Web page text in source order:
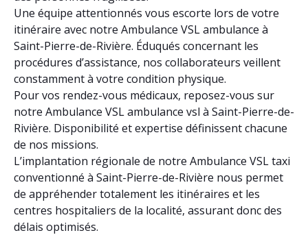
Une équipe attentionnés vous escorte lors de votre
itinéraire avec notre Ambulance VSL ambulance à
Saint-Pierre-de-Rivière. Éduqués concernant les
procédures d’assistance, nos collaborateurs veillent
constamment à votre condition physique.
Pour vos rendez-vous médicaux, reposez-vous sur
notre Ambulance VSL ambulance vsl à Saint-Pierre-de-
Rivière. Disponibilité et expertise définissent chacune
de nos missions.
L’implantation régionale de notre Ambulance VSL taxi
conventionné à Saint-Pierre-de-Rivière nous permet
de appréhender totalement les itinéraires et les
centres hospitaliers de la localité, assurant donc des
délais optimisés.